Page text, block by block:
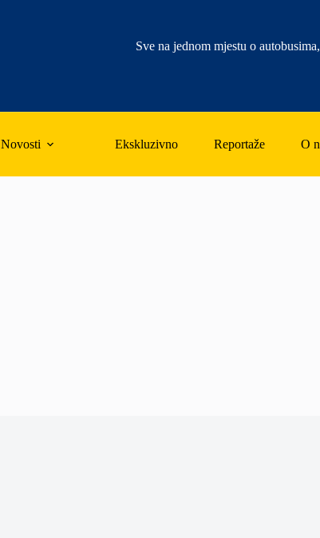
Sve na jednom mjestu o
Novosti Ekskluzivno Reportaže O